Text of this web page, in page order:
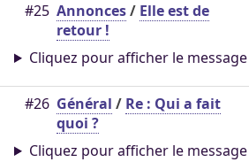
#25 Annonces/ Elle est de
retour !
Cliquez pour afficher le message
#26 Général / Re : Qui a fait
quoi ?
Cliquez pour afficher le message